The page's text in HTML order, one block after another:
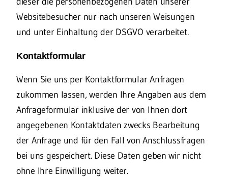
Websitebesucher nur nach unseren Weisungen
und unter Einhaltung der DSGVO verarbeitet.
Kontaktformular
Wenn Sie uns per Kontaktformular Anfragen
zukommen lassen, werden Ihre Angaben aus dem
Anfrageformular inklusive der von Ihnen dort
angegebenen Kontaktdaten zwecks Bearbeitung
der Anfrage und für den Fall von Anschlussfragen
bei uns gespeichert. Diese Daten geben wir nicht
ohne Ihre Einwilligung weiter.